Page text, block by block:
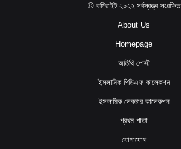
© কপিরাইট ২০২২ সর্বস্বত্ত্ব সংরক্ষিত
About Us
Homepage
অতিথি পোস্ট
ইসলামিক পিডিএফ কালেকশন
ইসলামিক লেকচার কালেকশন
প্রথম পাতা
যোগাযোগ